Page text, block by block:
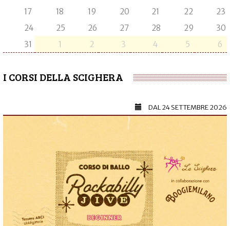
17
18 19 20 21 22
23
24
25 26 27 28 29
30
31
1 2 3 4 5 6
I CORSI DELLA SCIGHERA
DAL24 SETTEMBRE 2026